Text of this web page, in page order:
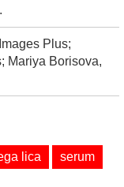
Plus;
Mariya Borisova,
lica
serum